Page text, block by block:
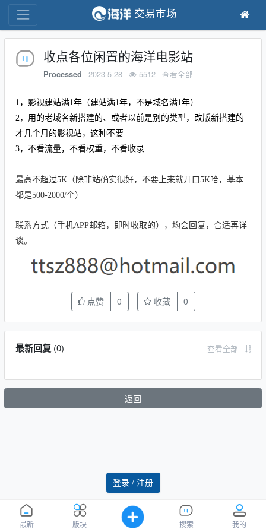
最新 版块 搜索 我的
登录 / 注册
交易市场
收点各位闲置的海洋电影站
Processed 2023-5-28 5512 查看全部
1，影视建站满1年（建站满1年，不是域名满1年）
2，用的老域名新搭建的、或者以前是别的类型，改版新搭建的
才几个月的影视站，这种不要
3，不看流量，不看权重，不看收录
最高不超过5K（除非站确实很好，不要上来就开口5K哈，基本
都是500-2000/个）
联系方式（手机APP邮箱，即时收取的），均会回复，合适再详
谈。
点赞 0 收藏 0
最新回复(0) 查看全部
返回